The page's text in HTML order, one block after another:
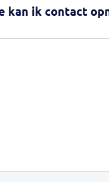
kan ik contact